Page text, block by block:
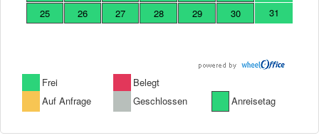
25
26 27 28 29 30 31
Frei
Belegt
Auf Anfrage
Geschlossen Anreisetag